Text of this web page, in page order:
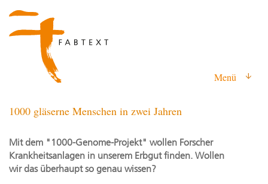
Menü
1000 gläserne Menschen in zwei Jahren
Mit dem "1000-Genome-Projekt" wollen Forscher
Krankheitsanlagen in unserem Erbgut finden. Wollen
wir das überhaupt so genau wissen?